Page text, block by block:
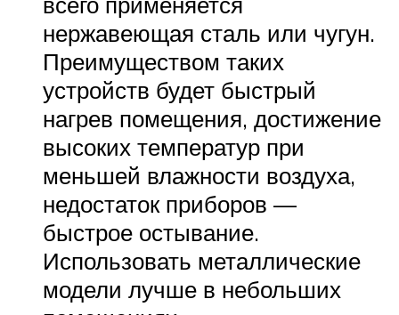
нержавеющая сталь или чугун.
Преимуществом таких
устройств будет быстрый
нагрев помещения, достижение
высоких температур при
меньшей влажности воздуха,
недостаток приборов —
быстрое остывание.
Использовать металлические
модели лучше в небольших